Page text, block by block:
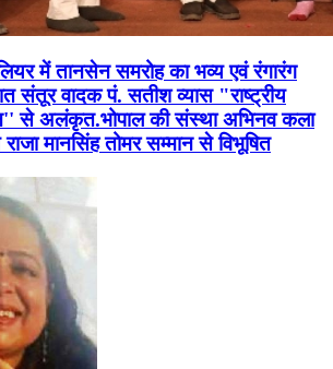
में तानसेन समरोह का भव्य एवं रंगारंग
संतूर वादक पं. सतीश व्यास "राष्ट्रीय
से अलंकृत.भोपाल की संस्था अभिनव कला
राजा मानसिंह तोमर सम्मान से विभूषित